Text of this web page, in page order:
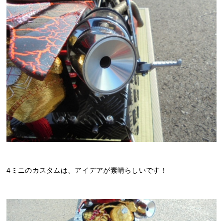
4ミニのカスタムは、アイデアが素晴らしいです！